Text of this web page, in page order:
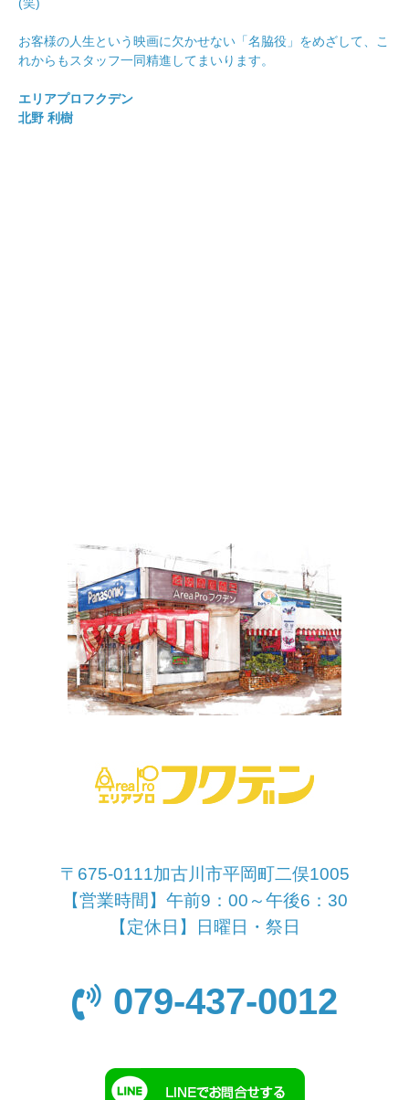
(笑)
お客様の人生という映画に欠かせない「名脇役」をめざして、こ
れからもスタッフ一同精進してまいります。
エリアプロフクデン
北野 利樹
〒675-0111加古川市平岡町二俣1005
【営業時間】午前9：00～午後6：30
【定休日】日曜日・祭日
079-437-0012